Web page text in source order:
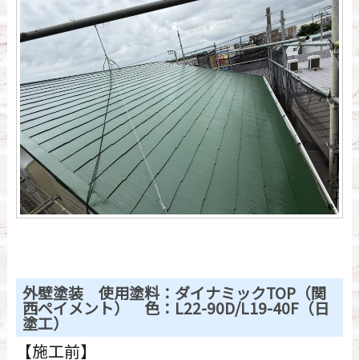
外壁塗装 使用塗料：ダイナミックTOP（関
西ペイメント） 色：L22-90D/L19-40F（日
塗工）
【施工前】